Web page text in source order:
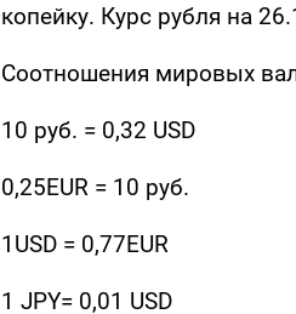
копейку. Курс рубля на
Соотношения мировых
10 руб. = 0,32 USD
0,25EUR = 10 руб.
1USD = 0,77EUR
1 JPY= 0,01 USD